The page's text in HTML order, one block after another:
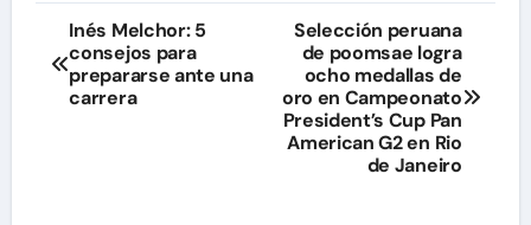
Navegación
de
Inés Melchor: 5
consejos para
prepararse ante una
carrera
Selección peruana
de poomsae logra
ocho medallas de
oro en Campeonato
President’s Cup Pan
American G2 en Rio
de Janeiro